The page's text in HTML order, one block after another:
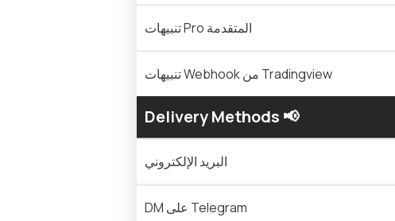
تنبيهات Pro المتقدمة
تنبيهات Webhook من Tradingview
Delivery Methods 📢
البريد الإلكتروني
DM على Telegram